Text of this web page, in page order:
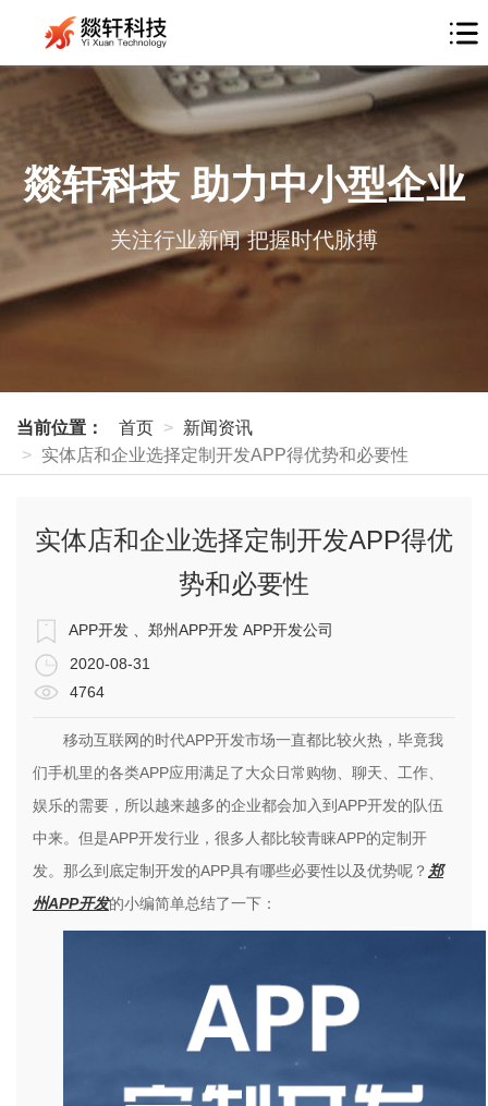
燚轩科技 助力中小型企业
关注行业新闻 把握时代脉搏
当前位置： 首页
新闻资讯
实体店和企业选择定制开发APP得优势和必要性
实体店和企业选择定制开发APP得优
势和必要性
APP开发 、郑州APP开发 APP开发公司
2020-08-31
4764
移动互联网的时代APP开发市场一直都比较火热，毕竟我
们手机里的各类APP应用满足了大众日常购物、聊天、工作、
娱乐的需要，所以越来越多的企业都会加入到 APP开发的队伍
中来。但是APP开发行业，很多人都比较青睐APP的定制开
发。那么到底定制开发的APP具有哪些必要性以及优势呢？ 郑
州APP开发的小编简单总结了一下：